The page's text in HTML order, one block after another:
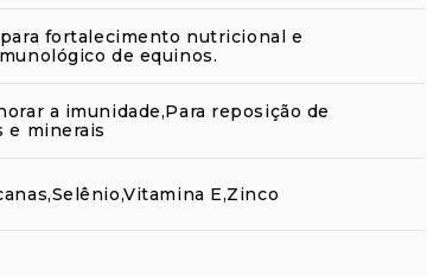
fortalecimento nutricional e
de equinos.
a imunidade,Para reposição de
e minerais
E,Zinco